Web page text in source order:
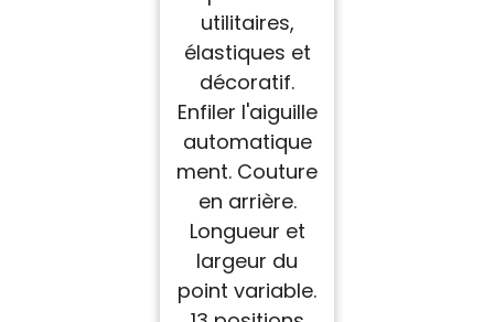
utilitaires,
élastiques et
décoratif.
Enfiler l'aiguille
automatique
ment. Couture
en arrière.
Longueur et
largeur du
point variable.